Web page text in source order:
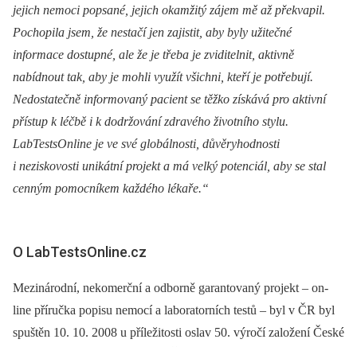
jejich nemoci popsané, jejich okamžitý zájem mě až překvapil.
Pochopila jsem, že nestačí jen zajistit, aby byly užitečné
informace dostupné, ale že je třeba je zviditelnit, aktivně
nabídnout tak, aby je mohli využít všichni, kteří je potřebují.
Nedostatečně informovaný pacient se těžko získává pro aktivní
přístup k léčbě i k dodržování zdravého životního stylu.
LabTestsOnline je ve své globálnosti, důvěryhodnosti
i neziskovosti unikátní projekt a má velký potenciál, aby se stal
cenným pomocníkem každého lékaře.“
O LabTestsOnline.cz
Mezinárodní, nekomerční a odborně garantovaný projekt –⁠ on-
line příručka popisu nemocí a laboratorních testů –⁠ byl v ČR byl
spuštěn 10. 10. 2008 u příležitosti oslav 50. výročí založení České